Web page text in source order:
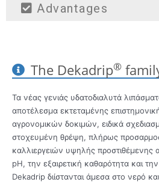
Advantages
The Dekadrip®
Τα νέας γενιάς υδατοδιαλυτά
αποτέλεσμα εκτεταμένης
αγρονομικών δοκιμών, ειδικά
στοχευμένη θρέψη, πλήρως
καλλιεργειών υψηλής προστιθέμενης
pH, την εξαιρετική καθαρότητα και
Dekadrip διίστανται άμεσα στο νερό